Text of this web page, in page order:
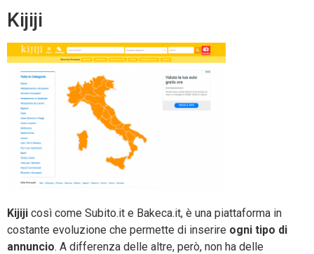
Kijiji
Kijiji così come Subito.it e Bakeca.it, è una piattaforma in
costante evoluzione che permette di inserire ogni tipo di
annuncio. A differenza delle altre, però, non ha delle